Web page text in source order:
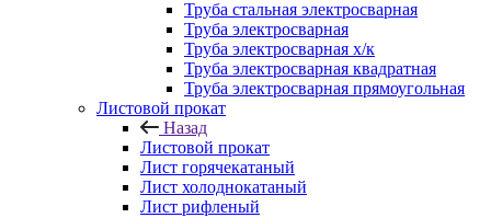
Труба стальная электросварная
Труба электросварная
Труба электросварная х/к
Труба электросварная квадратная
Труба электросварная прямоугольная
Листовой прокат
Назад
Листовой прокат
Лист горячекатаный
Лист холоднокатаный
Лист рифленый